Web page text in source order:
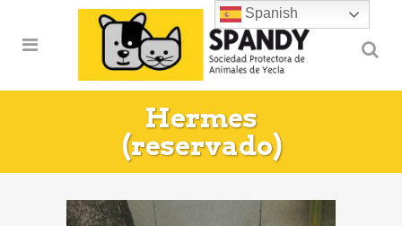
Hermes
(reservado)
Spanish